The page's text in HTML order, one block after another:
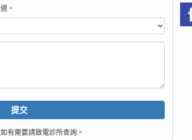
。
提交
有需要請致電診所查詢。